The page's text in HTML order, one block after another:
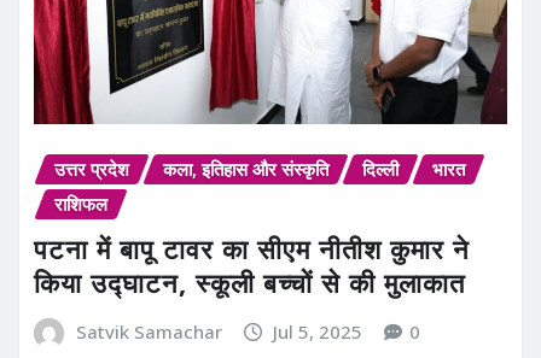
उत्तर प्रदेश कला, इतिहास और संस्कृति दिल्ली
भारत
राशिफल
पटना में बापू टावर का सीएम नीतीश कुमार ने
किया उद्घाटन, स्कूली बच्चों से की मुलाकात
Satvik Samachar Jul 5, 2025 0